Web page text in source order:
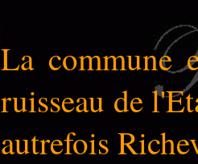
La commune
ruisseau de
autrefois